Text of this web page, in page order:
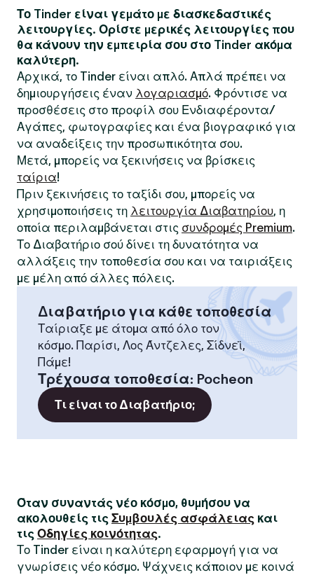
Το Tinder είναι γεμάτο με διασκεδαστικές
λειτουργίες. Ορίστε μερικές λειτουργίες που
θα κάνουν την εμπειρία σου στο Tinder ακόμα
καλύτερη.
Αρχικά, το Tinder είναι απλό. Απλά πρέπει να
δημιουργήσεις έναν λογαριασμό. Φρόντισε να
προσθέσεις στο προφίλ σου Ενδιαφέροντα/
Αγάπες, φωτογραφίες και ένα βιογραφικό για
να αναδείξεις την προσωπικότητα σου.
Μετά, μπορείς να ξεκινήσεις να βρίσκεις
ταίρια!
Πριν ξεκινήσεις το ταξίδι σου, μπορείς να
χρησιμοποιήσεις τη λειτουργία Διαβατηρίου, η
οποία περιλαμβάνεται στις συνδρομές Premium.
Το Διαβατήριο σού δίνει τη δυνατότητα να
αλλάξεις την τοποθεσία σου και να ταιριάξεις
με μέλη από άλλες πόλεις.
Διαβατήριο για κάθε τοποθεσία
Ταίριαξε με άτομα από όλο τον
κόσμο. Παρίσι, Λος Άντζελες, Σίδνεϊ,
Πάμε!
Τρέχουσα τοποθεσία: Pocheon
Τι είναι το Διαβατήριο;
Όταν συναντάς νέο κόσμο, θυμήσου να
ακολουθείς τις Συμβουλές ασφάλειας και
τις Οδηγίες κοινότητας.
Το Tinder είναι η καλύτερη εφαρμογή για να
γνωρίσεις νέο κόσμο. Ψάχνεις κάποιον με κοινά